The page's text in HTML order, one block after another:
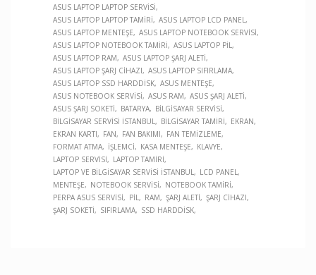
ASUS LAPTOP LAPTOP SERVISI
ASUS LAPTOP LAPTOP TAMIRI
ASUS LAPTOP LCD PANEL
ASUS LAPTOP MENTEŞE
ASUS LAPTOP NOTEBOOK SERVISI
ASUS LAPTOP NOTEBOOK TAMIRI
ASUS LAPTOP PIL
ASUS LAPTOP RAM
ASUS LAPTOP ŞARJ ALETI
ASUS LAPTOP ŞARJ CIHAZI
ASUS LAPTOP SIFIRLAMA
ASUS LAPTOP SSD HARDDISK ASUS MENTEŞE
ASUS NOTEBOOK SERVISI
ASUS RAM
ASUS ŞARJ ALETI
ASUS ŞARJ SOKETI
BATARYA
BILGISAYAR SERVISI
BILGISAYAR SERVISI İSTANBUL
BILGISAYAR TAMIRI
EKRAN
EKRAN KARTI
FAN FAN BAKIMI
FAN TEMIZLEME
FORMAT ATMA
İŞLEMCI KASA MENTEŞE
KLAVYE
LAPTOP SERVISI
LAPTOP TAMIRI
LAPTOP VE BILGISAYAR SERVISI İSTANBUL
LCD PANEL
MENTEŞE
NOTEBOOK SERVISI
NOTEBOOK TAMIRI
PERPA ASUS SERVISI
PIL RAM ŞARJ ALETI
ŞARJ CIHAZI
ŞARJ SOKETI
SIFIRLAMA SSD HARDDISK